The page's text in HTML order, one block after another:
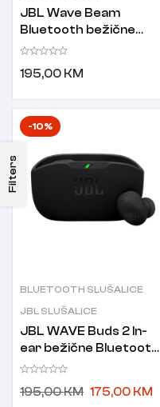
Filters
JBL Wave Beam
Bluetooth bežične
slušalice crne
195,00 KM
-10%
BLUETOOTH SLUŠALICE
JBL SLUŠALICE
JBL WAVE Buds 2 In-
ear bežične Bluetooth
slušalice crne
195,00KM 175,00 KM